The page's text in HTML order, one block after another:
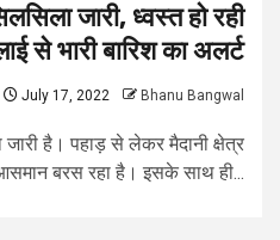
जारी, ध्वस्त हो रही
से भारी बारिश का अलर्ट
July 17, 2022 Bhanu Bangwal
है। पहाड़ से लेकर मैदानी क्षेत्र
बरस रहा है। इसके साथ ही...